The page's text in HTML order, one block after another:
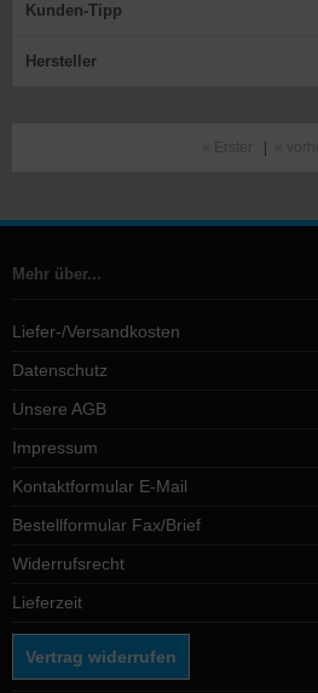
Kunden-Tipp
Hersteller
Mehr über...
Liefer-/Versandkosten
Datenschutz
Unsere AGB
Impressum
Kontaktformular E-Mail
Bestellformular Fax/Brief
Widerrufsrecht
Lieferzeit
Vertrag widerrufen